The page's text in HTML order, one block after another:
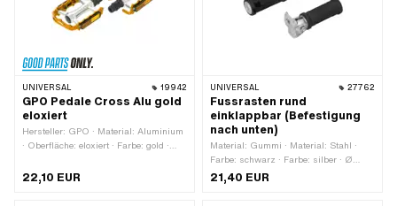
UNIVERSAL 19942
GPO Pedale Cross Alu gold
eloxiert
Hersteller: GPO · Material: Aluminium
· Oberfläche: eloxiert · Farbe: gold ·
Innensechskant · Gewindeart: FG14.3
(9/16" 20G) · Reflektoren: Ja
22,10 EUR
UNIVERSAL 27762
Fussrasten rund
einklappbar (Befestigung
nach unten)
Material: Gummi · Material: Stahl ·
Farbe: schwarz · Farbe: silber · Ø
innen: 12.5 mm · Ø aussen: 30 mm ·
Reflektoren: Nein · Gesamtlänge: 130
21,40 EUR